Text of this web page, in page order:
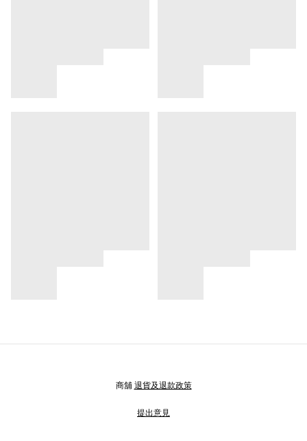
商舖 退貨及退款政策
提出意見